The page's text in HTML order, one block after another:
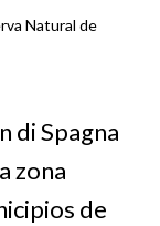
Natural de
di Spagna
zona
de